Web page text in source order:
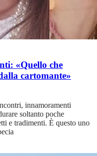
«Quello che
cartomante»
innamoramenti
soltanto poche
e tradimenti. È questo uno